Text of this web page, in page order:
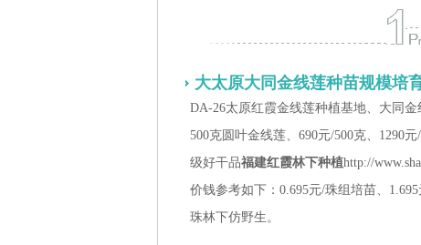
大太原大同金线莲种苗规模培
DA-26太原红霞金线莲种植基地、大同
500克圆叶金线莲、690元/500克、1290
级好干品福建红霞林下种植http://
价钱参考如下：0.695元/珠组培苗、
珠林下仿野生。